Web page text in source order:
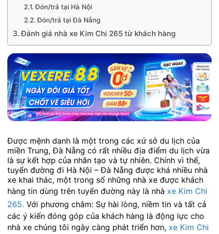
Đón/trả tại Hà Nội
Đón/trả tại Đà Nẵng
Đánh giá nhà xe Kim Chi 265 từ khách hàng
Được mệnh danh là một trong các xứ sở du lịch của
miền Trung, Đà Nẵng có rất nhiều địa điểm du lịch vừa
là sự kết hợp của nhân tạo và tự nhiên. Chính vì thế,
tuyến đường đi Hà Nội – Đà Nẵng được khá nhiều nhà
xe khai thác, một trong số những nhà xe được khách
hàng tin dùng trên tuyến đường này là nhà xe Kim Chi
265. Với phương châm: Sự hài lòng, niềm tin và tất cả
các ý kiến đóng góp của khách hàng là động lực cho
nhà xe chúng tôi ngày càng phát triển hơn, xe Kim Chi